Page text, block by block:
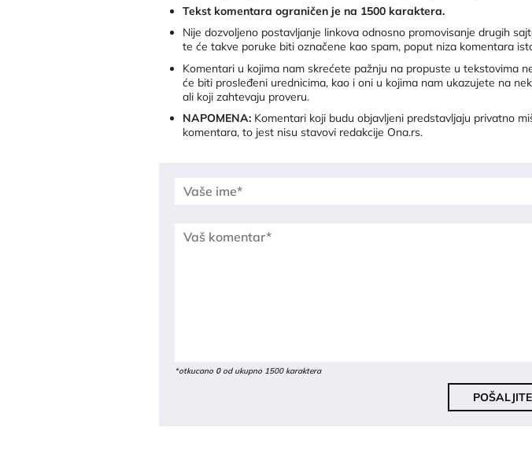
Tekst komentara ograničen je na 1500 karaktera.
Nije dozvoljeno postavljanje linkova odnosno promovisanje drugih
te će takve poruke biti označene kao spam, poput niza komentara
Komentari u kojima nam skrećete pažnju na propuste u tekstovima
će biti prosleđeni urednicima, kao i oni u kojima nam ukazujete na
ali koji zahtevaju proveru.
NAPOMENA: Komentari koji budu objavljeni predstavljaju privatno
komentara, to jest nisu stavovi redakcije Ona.rs.
*otkucano 0od ukupno 1500 karaktera